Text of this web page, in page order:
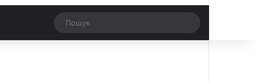
Рандомна новина
Switch skin